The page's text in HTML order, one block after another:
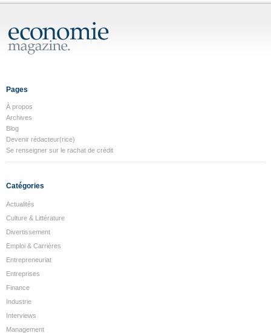
Pages
À propos
Archives
Blog
Devenir rédacteur(rice)
Se renseigner sur le rachat de crédit
Catégories
Actualités
Culture & Littérature
Divertissement
Emploi & Carrières
Entrepreneuriat
Entreprises
Finance
Industrie
Interviews
Management